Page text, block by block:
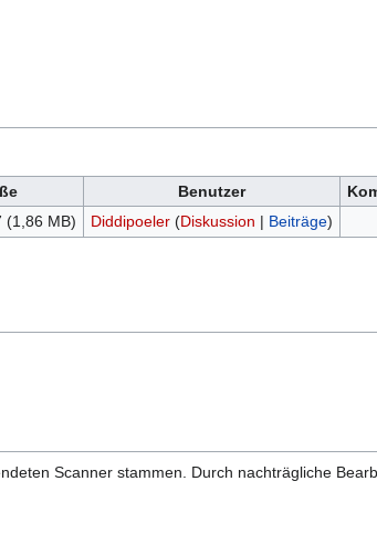
Benutzer
(1,86 MB) Diddipoeler (Diskussion | Beiträge)
Scanner stammen. Durch nachträgliche